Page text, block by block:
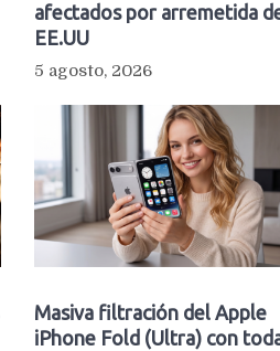
afectados por arremetida
EE.UU
5 agosto, 2026
Masiva filtración del Apple
iPhone Fold (Ultra) con